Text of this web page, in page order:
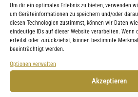
Um dir ein optimales Erlebnis zu bieten, verwenden
um Geräteinformationen zu speichern und/oder
diesen Technologien zustimmst, können wir Daten
eindeutige IDs auf dieser Website verarbeiten. Wenn
erteilst oder zurückziehst, können bestimmte
beeinträchtigt werden.
Optionen verwalten
Akzeptieren